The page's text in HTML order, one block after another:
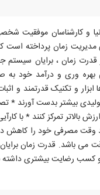
مدیریت زمان پرداخته
زمان ، برایان
بهره وری و درآمد خود
ابزار و تکنیک قدرتمند و
بیشتر بدست آورند *
بالاتر تمرکز کنند * با
وقت مصرفی خود را کاهش
می باشد. قدرت زمان
و کسب رضایت بیشتری داشته